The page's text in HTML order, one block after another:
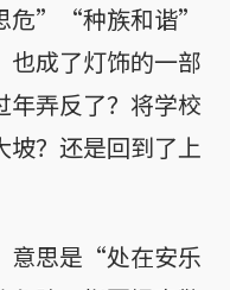
危”“种族和谐”
成了灯饰的一部
年弄反了？将学校
坡？还是回到了上
思是“处在安乐